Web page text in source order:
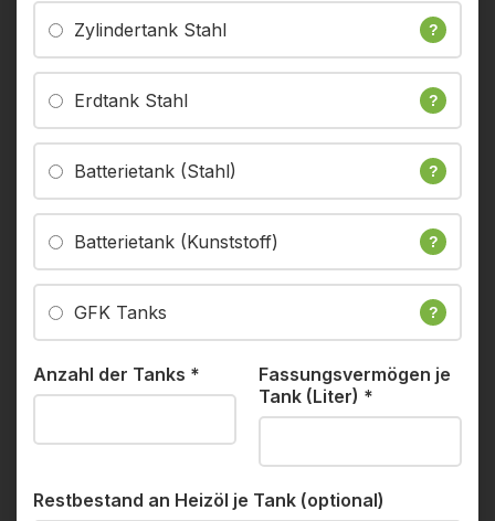
Zylindertank Stahl ?
Erdtank Stahl ?
Batterietank (Stahl) ?
Batterietank (Kunststoff) ?
GFK Tanks ?
Anzahl der Tanks *
Fassungsvermögen je
Tank (Liter) *
Restbestand an Heizöl je Tank (optional)